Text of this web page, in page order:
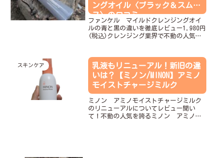
ングオイル〈ブラック＆スムー
ス〉の口コミ
ファンケル マイルドクレンジングオイ
ルの青と黒の違いを徹底レビュー1,980円
(税込)クレンジング業界で不動の人気を
悩んでたら買って!毛穴洗浄や毛穴吸引を
エステで使...
スキンケア
乳液もリニューアル！新旧の違
いは？【ミノン/MINON】アミノ
モイストチャージミルク
ミノン アミノモイストチャージミルク
のリニューアルについてレビュー聞い
て！不動の人気を誇るミノン アミノモ